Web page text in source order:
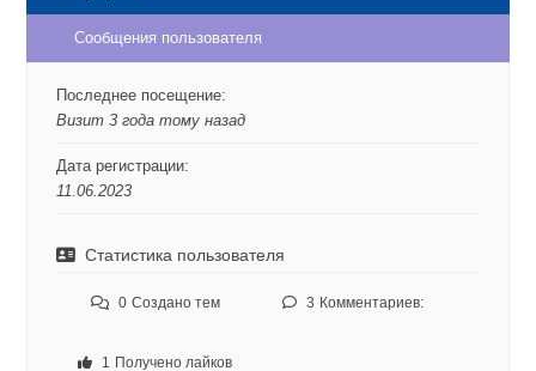
Сообщения пользователя
Последнее посещение:
Визит 3 года тому назад
Дата регистрации:
11.06.2023
Статистика пользователя
0 Создано тем 3 Комментариев:
1 Получено лайков